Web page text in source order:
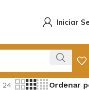
Iniciar
24